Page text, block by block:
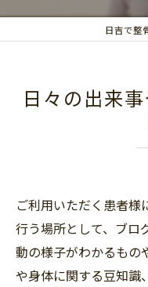
日吉で整
日々の出来
ご利用いただく患者様
行う場所として、ブロ
動の様子がわかるもの
や身体に関する豆知識